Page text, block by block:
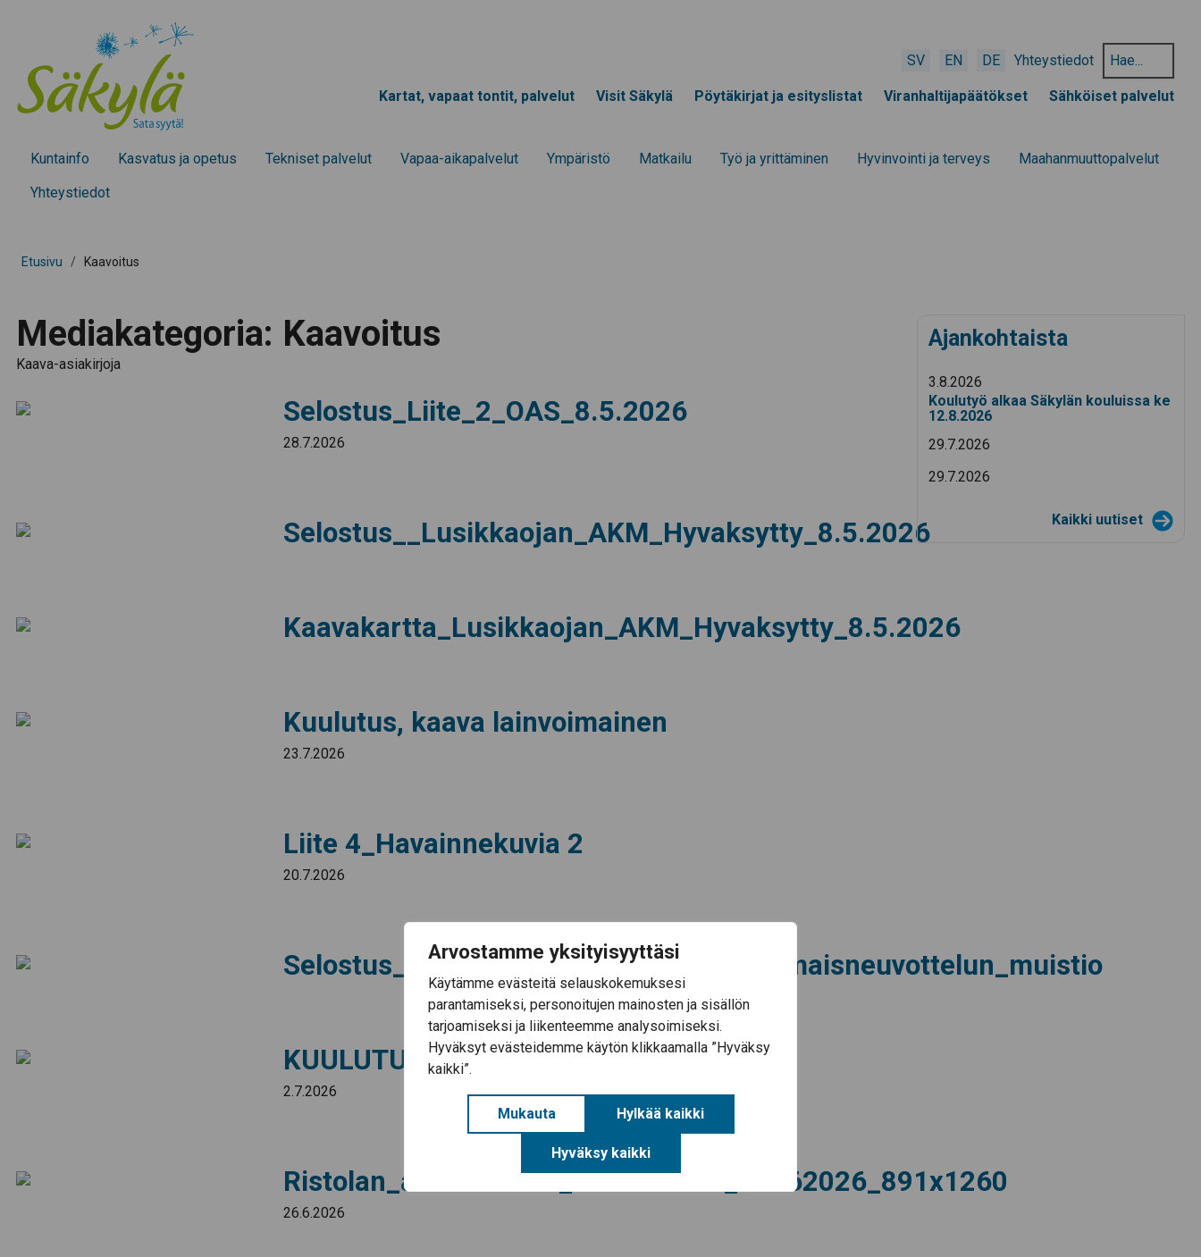
Arvostamme yksityisyyttäsi
Käytämme evästeitä selauskokemuksesi
parantamiseksi, personoitujen mainosten ja sisällön
tarjoamiseksi ja liikenteemme analysoimiseksi.
Hyväksyt evästeidemme käytön klikkaamalla ”Hyväksy
kaikki”.
Mukauta Hylkää kaikki
Hyväksy kaikki
SV EN DE Yhteystiedot
Hae
hakusanalla:
Kartat, vapaat tontit, palvelut
Visit Säkylä Pöytäkirjat ja esityslistat Viranhaltijapäätökset Sähköiset palvelut
Kunta­info Kasvatus ja opetus Tekniset palvelut Vapaa-aika­palvelut Ympä­ristö Mat­kailu Työ ja yrittä­minen Hyvinvointi ja terveys Maahanmuuttopalvelut
Yhteystiedot
Etusivu / Kaavoitus
Mediakategoria: Kaavoitus
Kaava-asiakirjoja
Selostus_Liite_2_OAS_8.5.2026
28.7.2026
Selostus__Lusikkaojan_AKM_Hyvaksytty_8.5.2026
Kaavakartta_Lusikkaojan_AKM_Hyvaksytty_8.5.2026
Kuulutus, kaava lainvoimainen
23.7.2026
Liite 4_Havainnekuvia 2
20.7.2026
Selostus_Liite_6_Aloitusvaiheen_viranomaisneuvottelun_muistio
KUULUTUS_ehdotus_nahtavilla
2.7.2026
Ristolan_asemakaava_kaavakartta_23062026_891x1260
26.6.2026
Ajankohtaista
3.8.2026
Koulutyö alkaa Säkylän kouluissa ke
12.8.2026
29.7.2026
29.7.2026
Kaikki uutiset